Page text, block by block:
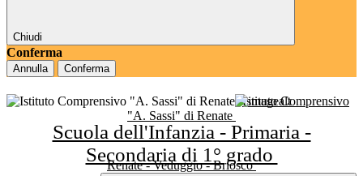
Chiudi
Conferma
Annulla Conferma
Istituto Comprensivo
"A. Sassi" di Renate
Scuola dell'Infanzia - Primaria -
Secondaria di 1° grado
Renate - Veduggio - Briosco